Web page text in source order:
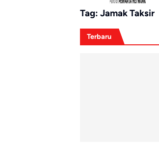
Tag: Jamak Taksir
Terbaru